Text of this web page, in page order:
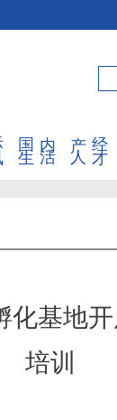
生活 人才
化基地
培训